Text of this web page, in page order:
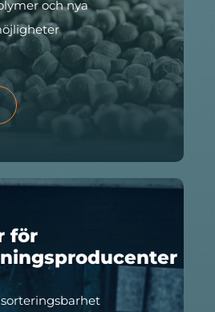
och nya
för
sorteringsbarhet